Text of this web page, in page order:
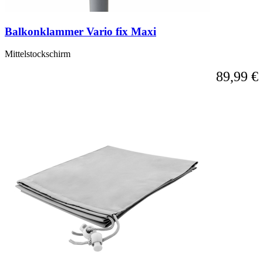
Balkonklammer Vario fix Maxi
Mittelstockschirm
89,99 €